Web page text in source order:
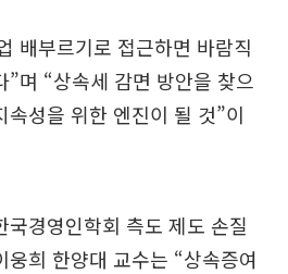
배부르기로 접근하면 바람직
”며 “상속세 감면 방안을 찾으
속성을 위한 엔진이 될 것”이
국경영인학회 측도 제도 손질
웅희 한양대 교수는 “상속증여